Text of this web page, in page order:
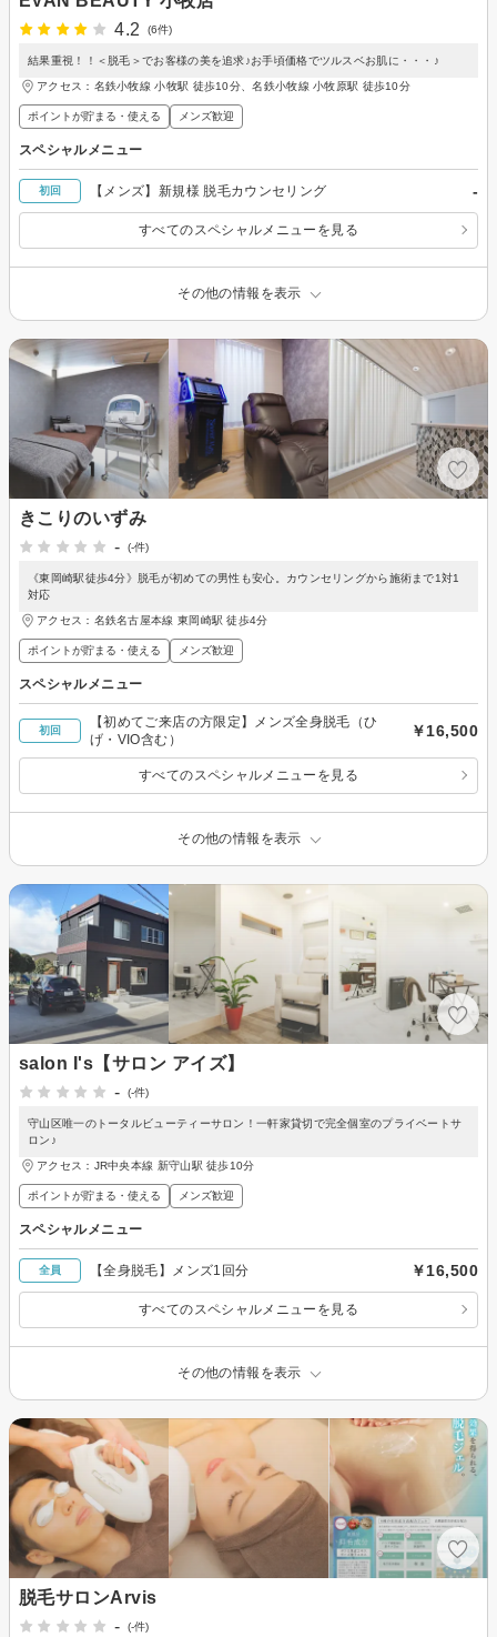
4.2
(6件)
結果重視！！＜脱毛＞でお客様の美を追求♪お手頃価格でツルスベお肌に・・・♪
アクセス：名鉄小牧線 小牧駅 徒歩10分、名鉄小牧線 小牧原駅 徒歩10分
ポイントが貯まる・使える メンズ歓迎
スペシャルメニュー
初回 【メンズ】新規様 脱毛カウンセリング -
すべてのスペシャルメニューを見る
その他の情報を表示
きこりのいずみ
-
(-件)
《東岡崎駅徒歩4分》脱毛が初めての男性も安心。カウンセリングから施術まで1対1
対応
アクセス：名鉄名古屋本線 東岡崎駅 徒歩4分
ポイントが貯まる・使える メンズ歓迎
スペシャルメニュー
初回
【初めてご来店の方限定】メンズ全身脱毛（ひ
げ・VIO含む）
￥16,500
すべてのスペシャルメニューを見る
その他の情報を表示
salon I's【サロン アイズ】
-
(-件)
守山区唯一のトータルビューティーサロン！一軒家貸切で完全個室のプライベートサ
ロン♪
アクセス：JR中央本線 新守山駅 徒歩10分
ポイントが貯まる・使える メンズ歓迎
スペシャルメニュー
全員 【全身脱毛】メンズ1回分 ￥16,500
すべてのスペシャルメニューを見る
その他の情報を表示
脱毛サロンArvis
-
(-件)